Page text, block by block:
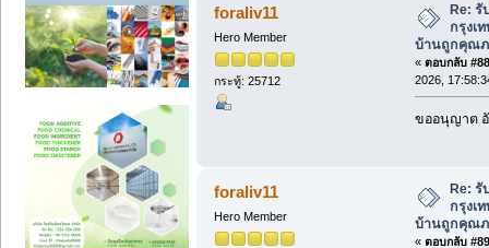
foraliv11
Hero Member
กระทู้: 25712
Re: รั
กรุงเ
บ้านถูกคุณภ
« ตอบกลับ
2026,
ขออนุญาต
foraliv11
Hero Member
Re: รั
กรุงเ
บ้านถูกคุณภ
« ตอบกลับ